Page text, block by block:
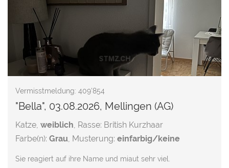
Vermisstmeldung: 409'854
"Bella", 03.08.2026, Mellingen (AG)
Katze, weiblich, Rasse: British Kurzhaar
Farbe(n): Grau, Musterung: einfarbig/keine
Sie reagiert auf ihre Name und miaut sehr viel.